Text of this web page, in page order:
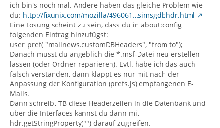
ich bin's noch mal. Andere haben das gleiche Problem wie
du: http://fixunix.com/mozilla/496061…simsgdbhdr.html
Eine Lösung scheint zu sein, dass du in about:config
folgenden Eintrag hinzufügst:
user_pref( "mailnews.customDBHeaders", "from to");
Danach musst du angeblich die *.msf-Datei neu erstellen
lassen (oder Ordner reparieren). Evtl. habe ich das auch
falsch verstanden, dann klappt es nur mit nach der
Anpassung der Konfiguration (prefs.js) empfangenen E-
Mails.
Dann schreibt TB diese Headerzeilen in die Datenbank und
über die Interfaces kannst du dann mit
hdr.getStringProperty("") darauf zugreifen.